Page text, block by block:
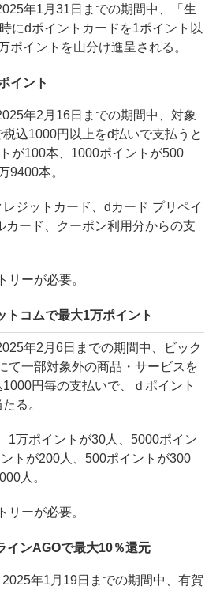
年1月31日までの期間中、「生
にdポイントカードを1ポイント以
ポイントを山分け進呈される。
イント
年2月16日までの期間中、対象
込1000円以上をd払いで支払うと
が100本、1000ポイントが500
本。
ジットカード、dカード プリペイ
カード、クーポン利用分からの支
ーが必要。
トコムで最大1万ポイント
年2月6日までの期間中、ビック
て一部対象外の商品・サービスを
円毎の支払いで、ｄポイント
る。
1万ポイントが30人、5000ポイン
トが200人、500ポイントが300
人。
ーが必要。
インAGOで最大10％還元
年1月19日までの期間中、有賀